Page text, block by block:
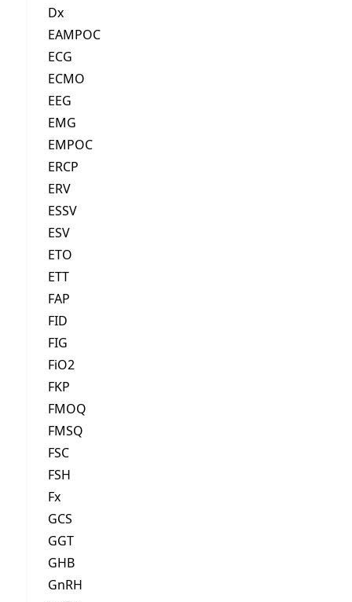
Dx
EAMPOC
ECG
ECMO
EEG
EMG
EMPOC
ERCP
ERV
ESSV
ESV
ETO
ETT
FAP
FID
FIG
FiO2
FKP
FMOQ
FMSQ
FSC
FSH
Fx
GCS
GGT
GHB
GnRH